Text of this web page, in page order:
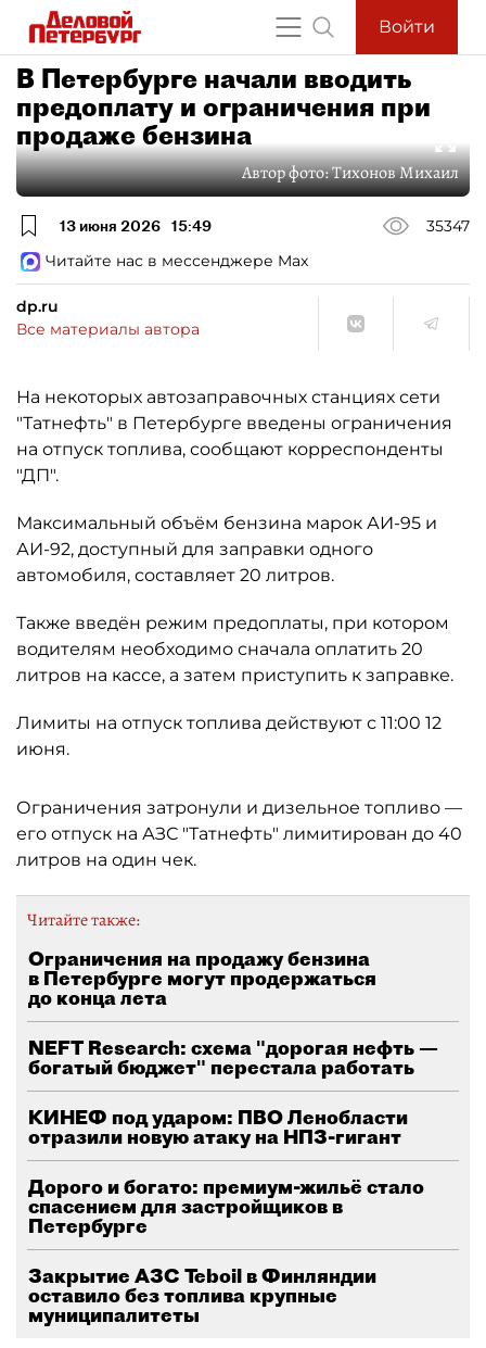
Войти
В Петербурге начали вводить
предоплату и ограничения при
продаже бензина
Автор фото:Тихонов Михаил
13 июня 2026 15:49
35347
Читайте нас в мессенджере Max
dp.ru
Все материалы автора
На некоторых автозаправочных станциях сети
"Татнефть" в Петербурге введены ограничения
на отпуск топлива, сообщают корреспонденты
"ДП".
Максимальный объём бензина марок АИ-95 и
АИ-92, доступный для заправки одного
автомобиля, составляет 20 литров.
Также введён режим предоплаты, при котором
водителям необходимо сначала оплатить 20
литров на кассе, а затем приступить к заправке.
Лимиты на отпуск топлива действуют с 11:00 12
июня.
Ограничения затронули и дизельное топливо —
его отпуск на АЗС "Татнефть" лимитирован до 40
литров на один чек.
Читайте также:
Ограничения на продажу бензина
в Петербурге могут продержаться
до конца лета
NEFT Research: схема "дорогая нефть —
богатый бюджет" перестала работать
КИНЕФ под ударом: ПВО Ленобласти
отразили новую атаку на НПЗ-гигант
Дорого и богато: премиум-жильё стало
спасением для застройщиков в
Петербурге
Закрытие АЗС Teboil в Финляндии
оставило без топлива крупные
муниципалитеты